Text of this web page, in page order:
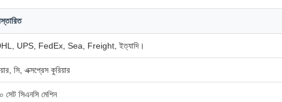
UPS, FedEx, Sea, Freight, ইত্যাদি।
সি, এক্সপ্রেস কুরিয়ার
সেট সিএনসি মেশিন